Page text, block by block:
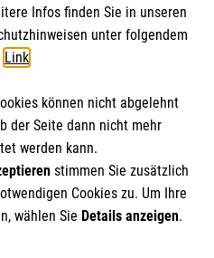
Artikel
Über dieses Magazin
Impressum
Malteser.de
Infos finden Sie in unseren
unter folgendem
Link
können nicht abgelehnt
der Seite dann nicht mehr
werden kann.
stimmen Sie zusätzlich
Cookies zu. Um Ihre
wählen Sie Details anzeigen.